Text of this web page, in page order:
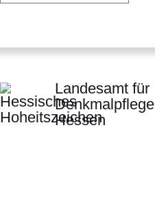
Landesamt für
Denkmalpflege
Hessen